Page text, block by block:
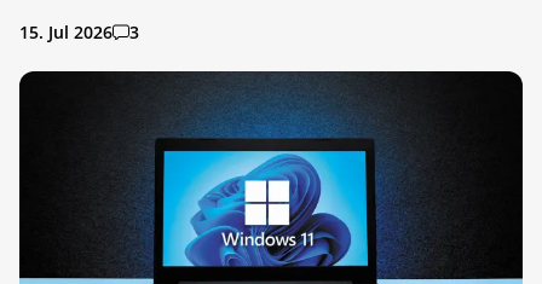
15. Jul 2026 3